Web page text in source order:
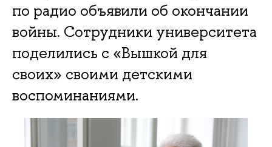
по радио объявили об окончании
войны. Сотрудники университета
поделились с «Вышкой для
своих» своими детскими
воспоминаниями.